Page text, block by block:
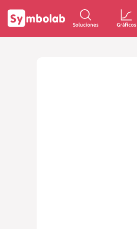
Soluciones Gráficos